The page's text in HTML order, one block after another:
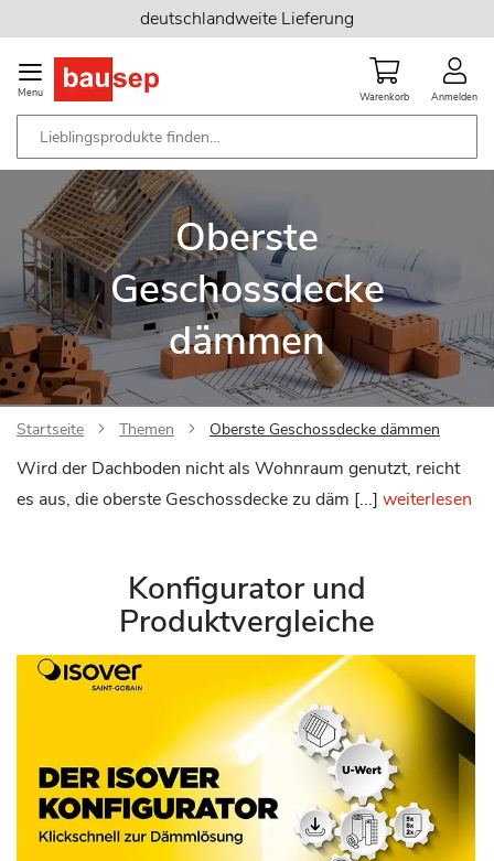
Inhalt
springen
deutschlandweite Lieferung
Menu Warenkorb Anmelden
Oberste
Geschossdecke
dämmen
Startseite Themen Oberste Geschossdecke dämmen
Wird der Dachboden nicht als Wohnraum genutzt, reicht
es aus, die oberste Geschossdecke zu däm [...] weiterlesen
Konfigurator und
Produktvergleiche